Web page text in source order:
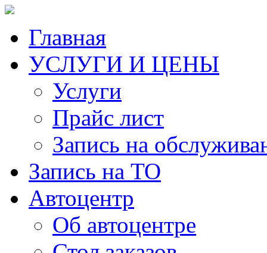
Главная
УСЛУГИ И ЦЕНЫ
Услуги
Прайс лист
Запись на
Запись на ТО
Автоцентр
Об автоцентре